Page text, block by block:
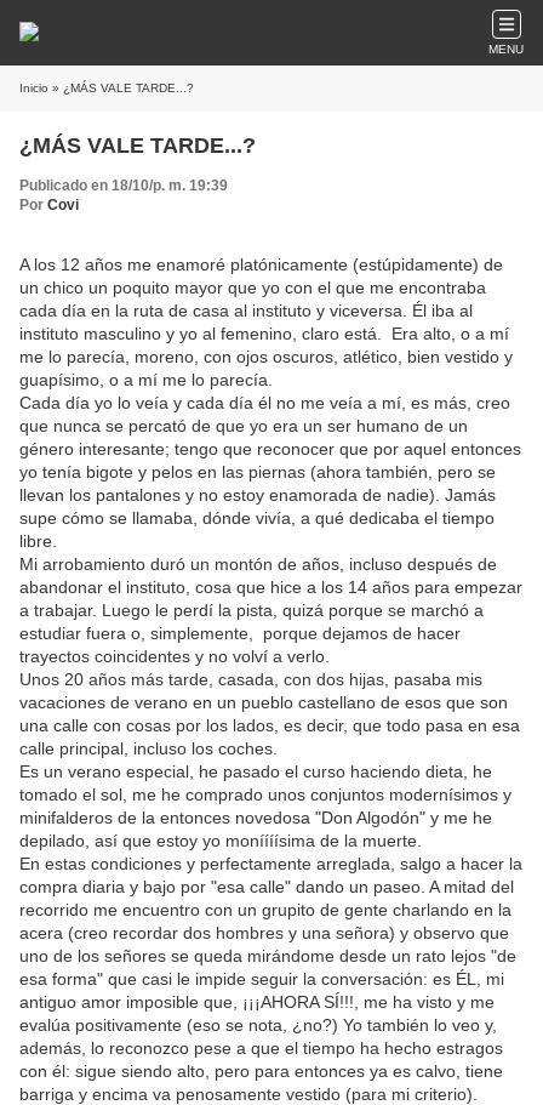
MENU
Inicio » ¿MÁS VALE TARDE...?
¿MÁS VALE TARDE...?
Publicado en 18/10/p. m. 19:39
Por Covi
A los 12 años me enamoré platónicamente (estúpidamente) de
un chico un poquito mayor que yo con el que me encontraba
cada día en la ruta de casa al instituto y viceversa. Él iba al
instituto masculino y yo al femenino, claro está. Era alto, o a mí
me lo parecía, moreno, con ojos oscuros, atlético, bien vestido y
guapísimo, o a mí me lo parecía.
Cada día yo lo veía y cada día él no me veía a mí, es más, creo
que nunca se percató de que yo era un ser humano de un
género interesante; tengo que reconocer que por aquel entonces
yo tenía bigote y pelos en las piernas (ahora también, pero se
llevan los pantalones y no estoy enamorada de nadie). Jamás
supe cómo se llamaba, dónde vivía, a qué dedicaba el tiempo
libre.
Mi arrobamiento duró un montón de años, incluso después de
abandonar el instituto, cosa que hice a los 14 años para empezar
a trabajar. Luego le perdí la pista, quizá porque se marchó a
estudiar fuera o, simplemente, porque dejamos de hacer
trayectos coincidentes y no volví a verlo.
Unos 20 años más tarde, casada, con dos hijas, pasaba mis
vacaciones de verano en un pueblo castellano de esos que son
una calle con cosas por los lados, es decir, que todo pasa en esa
calle principal, incluso los coches.
Es un verano especial, he pasado el curso haciendo dieta, he
tomado el sol, me he comprado unos conjuntos modernísimos y
minifalderos de la entonces novedosa "Don Algodón" y me he
depilado, así que estoy yo moníííísima de la muerte.
En estas condiciones y perfectamente arreglada, salgo a hacer la
compra diaria y bajo por "esa calle" dando un paseo. A mitad del
recorrido me encuentro con un grupito de gente charlando en la
acera (creo recordar dos hombres y una señora) y observo que
uno de los señores se queda mirándome desde un rato lejos "de
esa forma" que casi le impide seguir la conversación: es ÉL, mi
antiguo amor imposible que, ¡¡¡AHORA SÍ!!!, me ha visto y me
evalúa positivamente (eso se nota, ¿no?) Yo también lo veo y,
además, lo reconozco pese a que el tiempo ha hecho estragos
con él: sigue siendo alto, pero para entonces ya es calvo, tiene
barriga y encima va penosamente vestido (para mi criterio).